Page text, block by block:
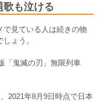
歌も泣ける
で見ている人は続きの物
ょう。
「鬼滅の刃」無限列車
2021年8月9日時点で日本